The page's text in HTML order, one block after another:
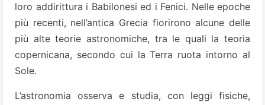
loro addirittura i Babilonesi ed i Fenici. Nelle epoche
più recenti, nell’antica Grecia fiorirono alcune delle
più alte teorie astronomiche, tra le quali la teoria
copernicana, secondo cui la Terra ruota intorno al
Sole.
L’astronomia osserva e studia, con leggi fisiche,